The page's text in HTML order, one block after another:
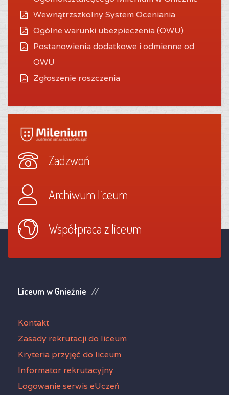
Wewnątrzszkolny System Oceniania
Ogólne warunki ubezpieczenia (OWU)
Postanowienia dodatkowe i odmienne od
OWU
Zgłoszenie roszczenia
Zadzwoń
Archiwum liceum
Współpraca z liceum
Liceum w Gnieźnie
Kontakt
Zasady rekrutacji do liceum
Kryteria przyjęć do liceum
Informator rekrutacyjny
Logowanie serwis eUczeń